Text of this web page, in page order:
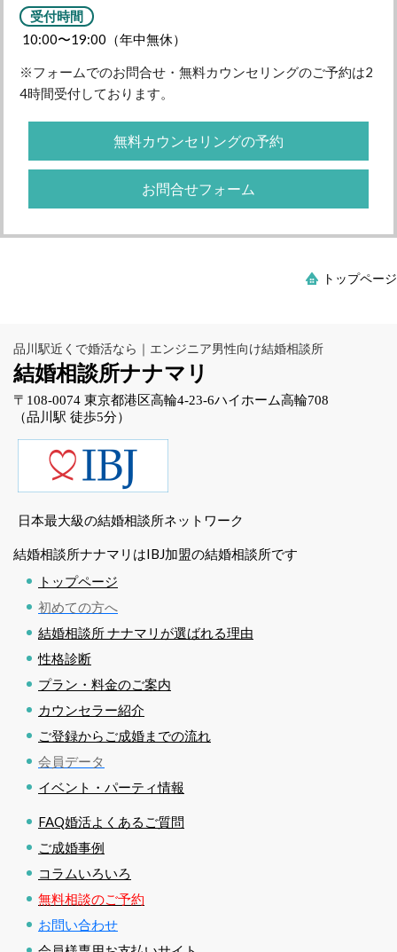
受付時間
10:00〜19:00（年中無休）
※フォームでのお問合せ・無料カウンセリングのご予約は2
4時間受付しております。
無料カウンセリングの予約
お問合せフォーム
トップページ
品川駅近くで婚活なら｜エンジニア男性向け結婚相談所
結婚相談所ナナマリ
〒108-0074 東京都港区高輪4-23-6ハイホーム高輪708
（品川駅 徒歩5分）
日本最大級の結婚相談所ネットワーク
結婚相談所ナナマリはIBJ加盟の結婚相談所です
トップページ
初めての方へ
結婚相談所 ナナマリが選ばれる理由
性格診断
プラン・料金のご案内
カウンセラー紹介
ご登録からご成婚までの流れ
会員データ
イベント・パーティ情報
FAQ婚活よくあるご質問
ご成婚事例
コラムいろいろ
無料相談のご予約
お問い合わせ